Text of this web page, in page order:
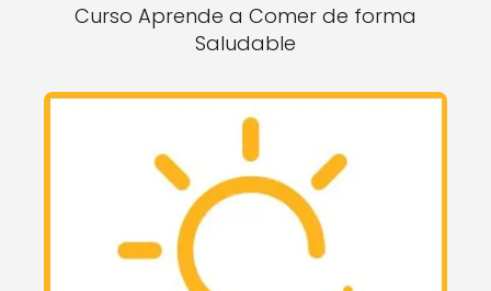
Curso Aprende a Comer de forma
Saludable